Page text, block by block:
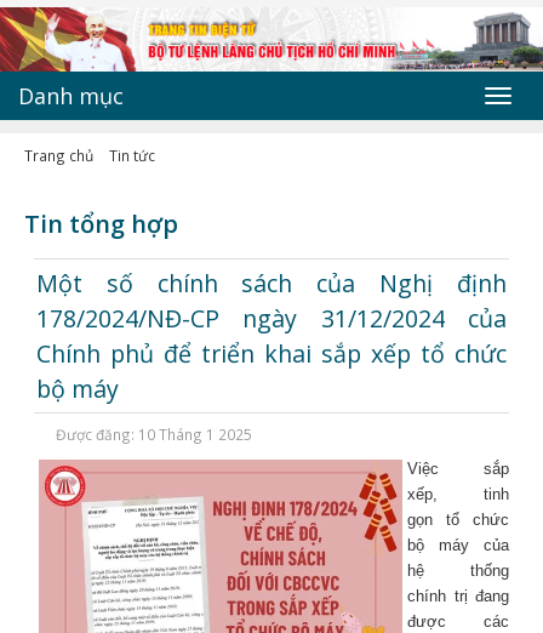
Danh mục
Trang chủ Tin tức
Tin tổng hợp
Một số chính sách của Nghị định
178/2024/NĐ-CP ngày 31/12/2024 của
Chính phủ để triển khai sắp xếp tổ chức
bộ máy
Được đăng: 10 Tháng 1 2025
Việc sắp
xếp, tinh
gọn tổ chức
bộ máy của
hệ thống
chính trị đang
được các